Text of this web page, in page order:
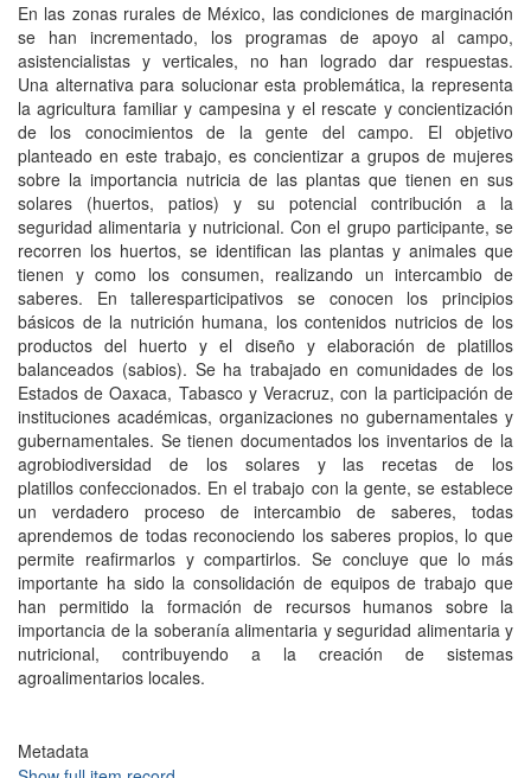
En las zonas rurales de México, las condiciones de marginación
se han incrementado, los programas de apoyo al campo,
asistencialistas y verticales, no han logrado dar respuestas.
Una alternativa para solucionar esta problemática, la representa
la agricultura familiar y campesina y el rescate y concientización
de los conocimientos de la gente del campo. El objetivo
planteado en este trabajo, es concientizar a grupos de mujeres
sobre la importancia nutricia de las plantas que tienen en sus
solares (huertos, patios) y su potencial contribución a la
seguridad alimentaria y nutricional. Con el grupo participante, se
recorren los huertos, se identifican las plantas y animales que
tienen y como los consumen, realizando un intercambio de
saberes. En talleresparticipativos se conocen los principios
básicos de la nutrición humana, los contenidos nutricios de los
productos del huerto y el diseño y elaboración de platillos
balanceados (sabios). Se ha trabajado en comunidades de los
Estados de Oaxaca, Tabasco y Veracruz, con la participación de
instituciones académicas, organizaciones no gubernamentales y
gubernamentales. Se tienen documentados los inventarios de la
agrobiodiversidad de los solares y las recetas de los
platillos confeccionados. En el trabajo con la gente, se establece
un verdadero proceso de intercambio de saberes, todas
aprendemos de todas reconociendo los saberes propios, lo que
permite reafirmarlos y compartirlos. Se concluye que lo más
importante ha sido la consolidación de equipos de trabajo que
han permitido la formación de recursos humanos sobre la
importancia de la soberanía alimentaria y seguridad alimentaria y
nutricional, contribuyendo a la creación de sistemas
agroalimentarios locales.
Metadata